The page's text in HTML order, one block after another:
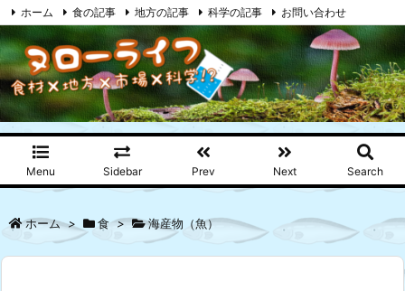
Menu Sidebar Prev Next Search
ホーム 食の記事 地方の記事 科学の記事
お問い合わせ
プライバシーポリシー
RSS Feedly
ホーム > 食 > 海産物（魚）